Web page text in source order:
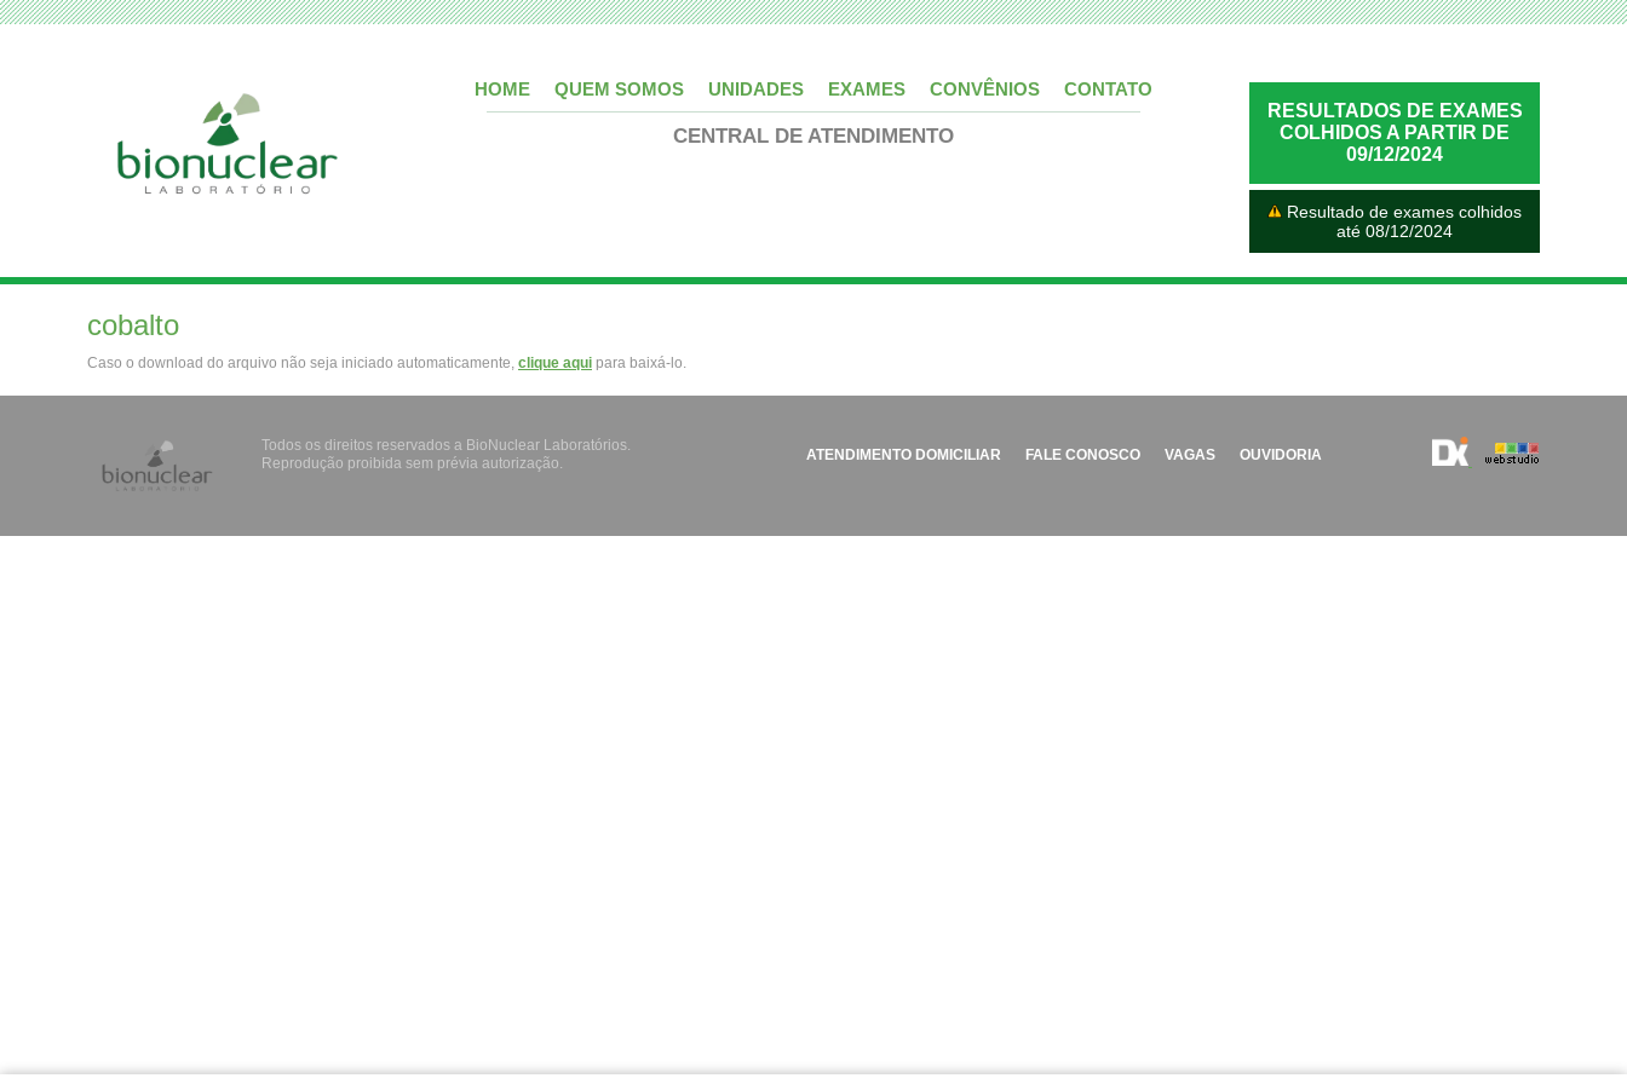
HOME QUEM SOMOS UNIDADES EXAMES CONVÊNIOS CONTATO
CENTRAL DE ATENDIMENTO
RESULTADOS DE EXAMES
COLHIDOS A PARTIR DE
09/12/2024
Resultado de exames colhidos
até 08/12/2024
cobalto
Caso o download do arquivo não seja iniciado automaticamente, clique aqui para baixá-lo.
Todos os direitos reservados a BioNuclear Laboratórios.
Reprodução proibida sem prévia autorização.
ATENDIMENTO DOMICILIAR FALE CONOSCO VAGAS OUVIDORIA